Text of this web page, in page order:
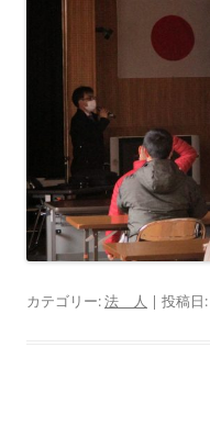
カテゴリー:法 人 | 投稿日: